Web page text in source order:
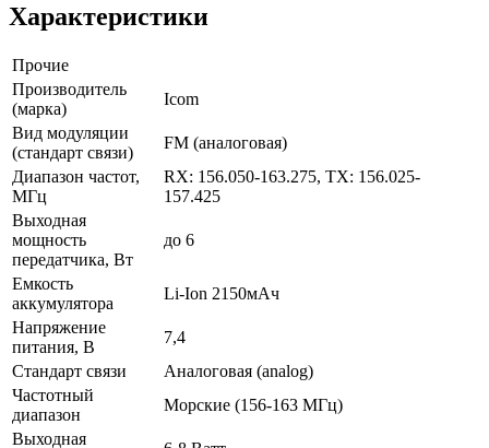
Характеристики
Прочие
Производитель
(марка)
Icom
Вид модуляции
(стандарт связи)
FM (аналоговая)
Диапазон частот,
МГц
RX: 156.050-163.275, TX: 156.025-
157.425
Выходная
мощность
передатчика, Вт
до 6
Емкость
аккумулятора
Li-Ion 2150мАч
Напряжение
питания, В
7,4
Стандарт связи
Аналоговая (analog)
Частотный
диапазон
Морские (156-163 МГц)
Выходная